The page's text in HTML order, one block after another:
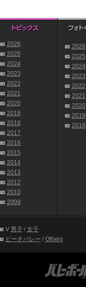
2026
2025
2024
2023
2022
2021
2020
2019
2018
2017
2016
2015
2014
2013
2012
2010
2009
2026
2025
2024
2023
2022
2021
2020
2019
2018
V 男子/ 女子
ビーチバレー / Others